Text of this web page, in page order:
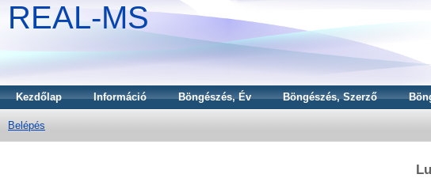
REAL-MS
Kezdőlap Információ Böngészés, Év Böngészés, Szerző
Belépés